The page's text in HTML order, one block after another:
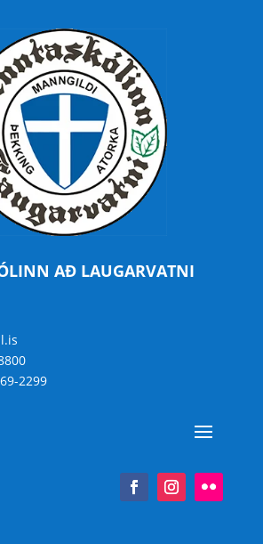
AÐ LAUGARVATNI
2299